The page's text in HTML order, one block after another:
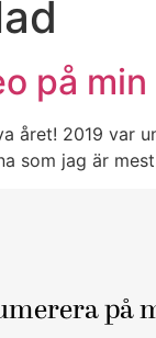
på
året! 2019
som jag är
på